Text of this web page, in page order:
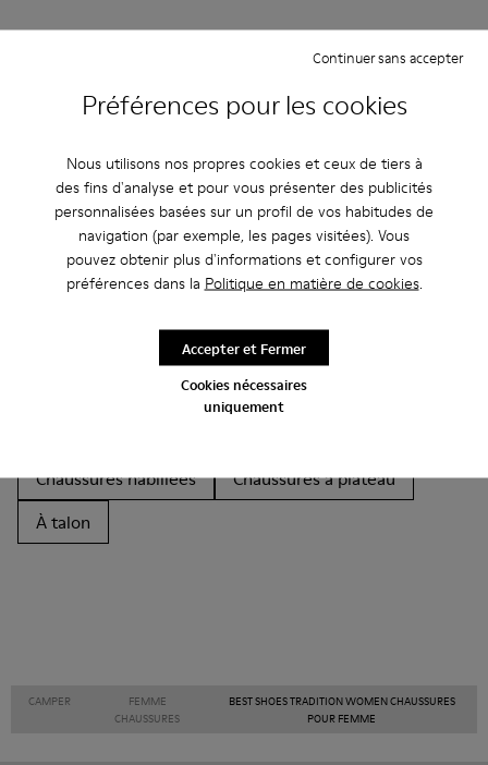
Préférences pour les cookies
Nous utilisons nos propres cookies et ceux de tiers à
des fins d'analyse et pour vous présenter des publicités
personnalisées basées sur un profil de vos habitudes de
navigation (par exemple, les pages visitées). Vous
pouvez obtenir plus d'informations et configurer vos
préférences dans la Politique en matière de cookies.
Cookies nécessaires
uniquement
Continuer sans accepter
Accepter et Fermer
Autres Catégories
Bottines Non Leather
Ballerines
Bottes
Chaussures plates
Baskets
Chaussures habillées
Chaussures à plateau
À talon
CAMPER
FEMME
CHAUSSURES
BEST SHOES TRADITION WOMEN CHAUSSURES
POUR FEMME